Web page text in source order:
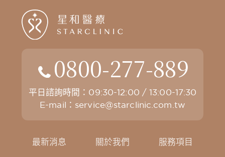
0800-277-889
平日諮詢時間：09:30-12:00 / 13:00-17:30
E-mail： service@starclinic.com.tw
最新消息 關於我們 服務項目